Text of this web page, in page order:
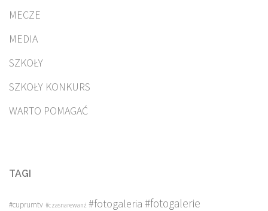
MECZE
MEDIA
SZKOŁY
SZKOŁY KONKURS
WARTO POMAGAĆ
TAGI
#cuprumtv #czasnarewanż #fotogaleria #fotogalerie